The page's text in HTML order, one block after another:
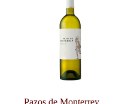
Pazos de Monterrey